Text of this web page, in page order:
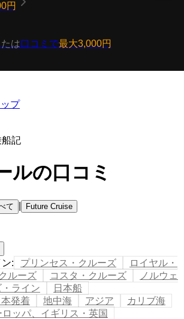
円
たは口コミで最大3,000円
プ
船記
ルの口コミ
て Future Cruise
: プリンセス・クルーズ
ロイヤル・
ルーズ コスタ・クルーズ
ノルウェ
ライン
日本船
本発着 地中海 アジア
カリブ海
ッパ、イギリス・英国